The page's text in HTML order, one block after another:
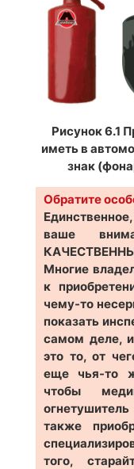
Рисунок 6.1
иметь в
знак
Обратите
ваше
Многие
к
чему-то
показать
самом деле,
это то, от
еще чья-то
чтобы
также
того,